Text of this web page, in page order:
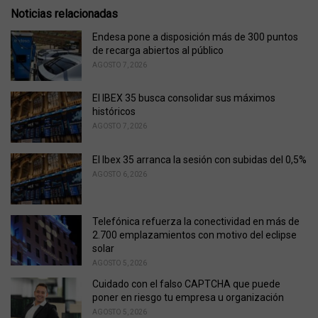
i
e
s
:
Noticias relacionadas
Endesa pone a disposición más de 300 puntos
de recarga abiertos al público
AGOSTO 7, 2026
El IBEX 35 busca consolidar sus máximos
históricos
AGOSTO 7, 2026
El Ibex 35 arranca la sesión con subidas del 0,5%
AGOSTO 6, 2026
Telefónica refuerza la conectividad en más de
2.700 emplazamientos con motivo del eclipse
solar
AGOSTO 5, 2026
Cuidado con el falso CAPTCHA que puede
poner en riesgo tu empresa u organización
AGOSTO 5, 2026